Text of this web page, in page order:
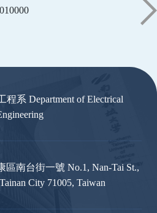
系 Department of Electrical
區南台街一號 No.1, Nan-Tai St.,
City 71005, Taiwan